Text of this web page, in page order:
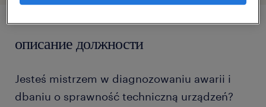
описание должности
Jesteś mistrzem w diagnozowaniu awarii i
dbaniu o sprawność techniczną urządzeń?